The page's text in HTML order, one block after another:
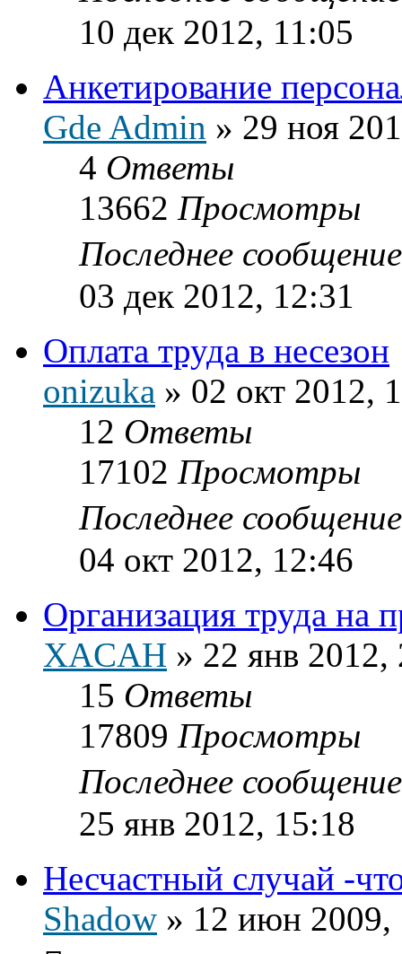
10 дек 2012, 11:05
Анкетирование
Gde Admin » 29 ноя
4 Ответы
13662 Просмотры
Последнее
03 дек 2012, 12:31
Оплата труда в несезон
onizuka » 02 окт 2012,
12 Ответы
17102 Просмотры
Последнее
04 окт 2012, 12:46
Организация труда на
XACAH » 22 янв 2012,
15 Ответы
17809 Просмотры
Последнее
25 янв 2012, 15:18
Несчастный случай -
Shadow » 12 июн 2009,